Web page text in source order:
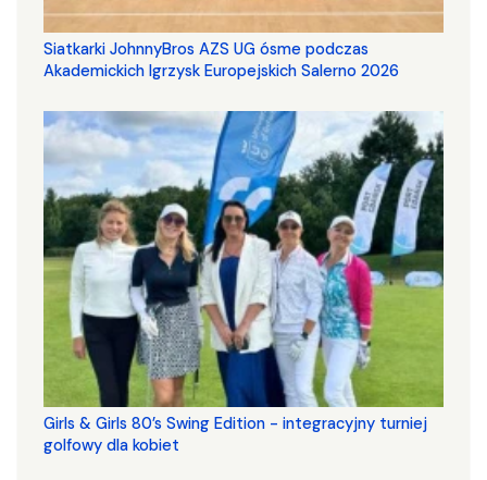
Siatkarki JohnnyBros AZS UG ósme podczas
Akademickich Igrzysk Europejskich Salerno 2026
Girls & Girls 80’s Swing Edition - integracyjny turniej
golfowy dla kobiet